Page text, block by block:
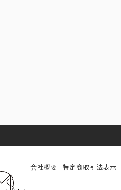
会社概要 特定商取引法表示